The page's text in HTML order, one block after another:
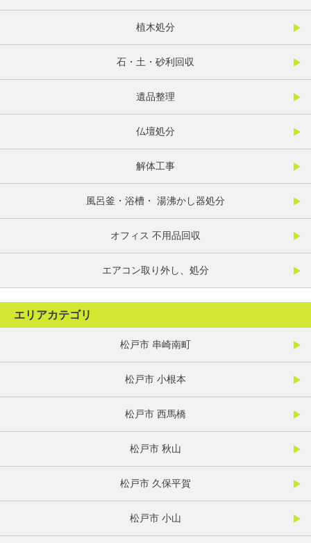
植木処分
石・土・砂利回収
遺品整理
仏壇処分
解体工事
風呂釜・浴槽・ 湯沸かし器処分
オフィス 不用品回収
エアコン取り外し、処分
エリアカテゴリ
松戸市 串崎南町
松戸市 小根本
松戸市 西馬橋
松戸市 秋山
松戸市 久保平賀
松戸市 小山